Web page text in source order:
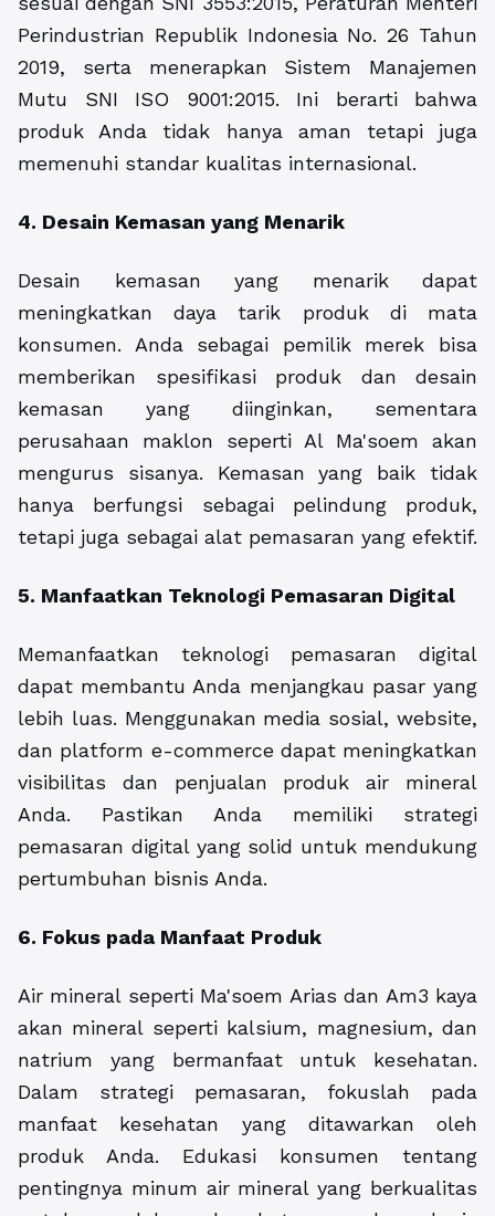
Perindustrian Republik Indonesia No. 26 Tahun
2019, serta menerapkan Sistem Manajemen
Mutu SNI ISO 9001:2015. Ini berarti bahwa
produk Anda tidak hanya aman tetapi juga
memenuhi standar kualitas internasional.
4. Desain Kemasan yang Menarik
Desain kemasan yang menarik dapat
meningkatkan daya tarik produk di mata
konsumen. Anda sebagai pemilik merek bisa
memberikan spesifikasi produk dan desain
kemasan yang diinginkan, sementara
perusahaan maklon seperti Al Ma'soem akan
mengurus sisanya. Kemasan yang baik tidak
hanya berfungsi sebagai pelindung produk,
tetapi juga sebagai alat pemasaran yang efektif.
5. Manfaatkan Teknologi Pemasaran Digital
Memanfaatkan teknologi pemasaran digital
dapat membantu Anda menjangkau pasar yang
lebih luas. Menggunakan media sosial, website,
dan platform e-commerce dapat meningkatkan
visibilitas dan penjualan produk air mineral
Anda. Pastikan Anda memiliki strategi
pemasaran digital yang solid untuk mendukung
pertumbuhan bisnis Anda.
6. Fokus pada Manfaat Produk
Air mineral seperti Ma'soem Arias dan Am3 kaya
akan mineral seperti kalsium, magnesium, dan
natrium yang bermanfaat untuk kesehatan.
Dalam strategi pemasaran, fokuslah pada
manfaat kesehatan yang ditawarkan oleh
produk Anda. Edukasi konsumen tentang
pentingnya minum air mineral yang berkualitas